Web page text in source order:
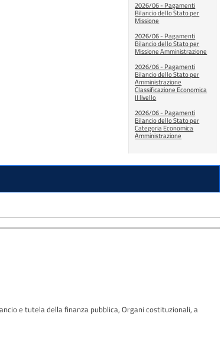
2026/06 - Pagamenti
Bilancio dello Stato per
Missione
2026/06 - Pagamenti
Bilancio dello Stato per
Missione Amministrazione
2026/06 - Pagamenti
Bilancio dello Stato per
Amministrazione
Classificazione Economica
II livello
2026/06 - Pagamenti
Bilancio dello Stato per
Categoria Economica
Amministrazione
e tutela della finanza pubblica, Organi costituzionali, a